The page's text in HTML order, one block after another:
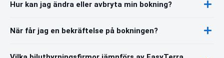
Hur kan jag ändra eller avbryta min bokning?
När får jag en bekräftelse på bokningen?